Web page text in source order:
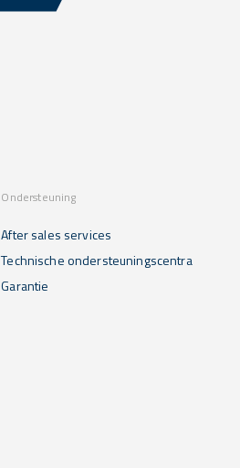
Ondersteuning
After sales services
Technische ondersteuningscentra
Garantie